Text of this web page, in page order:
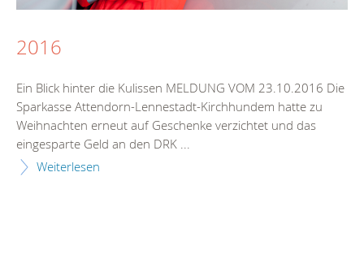
2016
Ein Blick hinter die Kulissen MELDUNG VOM 23.10.2016 Die
Sparkasse Attendorn-Lennestadt-Kirchhundem hatte zu
Weihnachten erneut auf Geschenke verzichtet und das
eingesparte Geld an den DRK ...
Weiterlesen